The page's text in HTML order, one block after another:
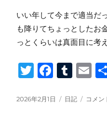
いい年して今まで適当だ
も降りてちょっとしたお
っとくらいは真面目に考
T
tt
F
c
T
m
E
ail
投
2026年2月1日
カ
日記
2026
コメン